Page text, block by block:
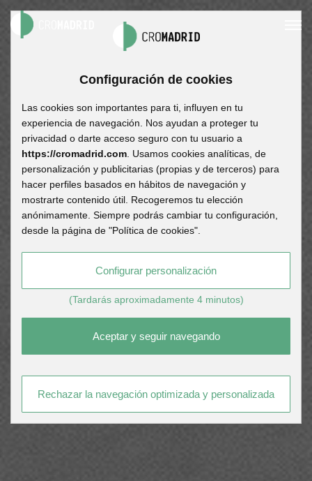
Configuración de cookies
Las cookies son importantes para ti, influyen en tu
experiencia de navegación. Nos ayudan a proteger tu
privacidad o darte acceso seguro con tu usuario a
https://cromadrid.com . Usamos cookies analíticas, de
personalización y publicitarias (propias y de terceros) para
hacer perfiles basados en hábitos de navegación y
mostrarte contenido útil. Recogeremos tu elección
anónimamente. Siempre podrás cambiar tu configuración,
desde la página de "Política de cookies".
Configurar personalización
(Tardarás aproximadamente 4 minutos)
Aceptar y seguir navegando
Rechazar la navegación optimizada y personalizada